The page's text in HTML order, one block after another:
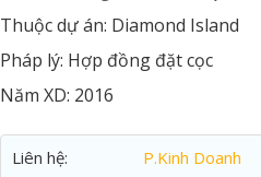
Thuộc dự án: Diamond Island
Pháp lý: Hợp đồng đặt cọc
Năm XD: 2016
Liên hệ:
P.Kinh Doanh